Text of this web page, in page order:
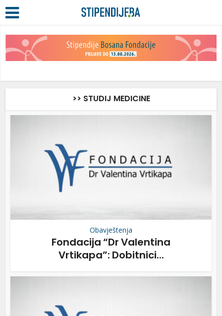
>> STUDIJ MEDICINE
Obavještenja
Fondacija “Dr Valentina
Vrtikapa”: Dobitnici...